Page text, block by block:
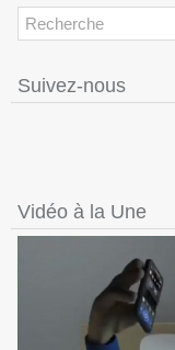
Suivez-nous
Vidéo à la Une